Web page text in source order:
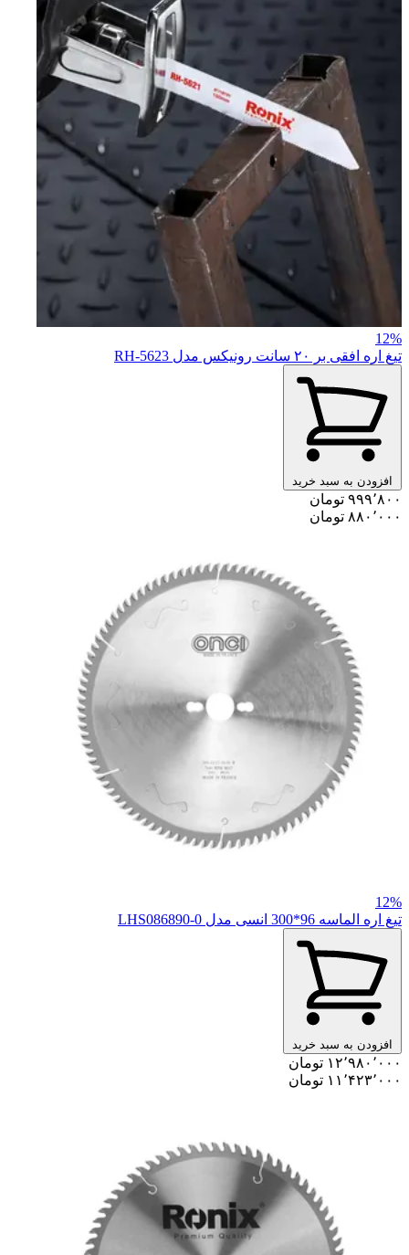
12%
تیغ اره افقی بر ۲۰ سانت رونیکس مدل RH-5623
افزودن به سبد خرید
۹۹۹٬۸۰۰ تومان
۸۸۰٬۰۰۰ تومان
12%
تیغ اره الماسه 96*300 انسی مدل LHS086890-0
افزودن به سبد خرید
۱۲٬۹۸۰٬۰۰۰ تومان
۱۱٬۴۲۳٬۰۰۰ تومان